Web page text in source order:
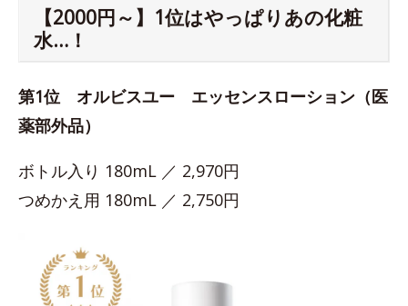
【2000円～】1位はやっぱりあの化粧
水…！
第1位 オルビスユー エッセンスローション（医
薬部外品）
ボトル入り 180mL ／ 2,970円
つめかえ用 180mL ／ 2,750円